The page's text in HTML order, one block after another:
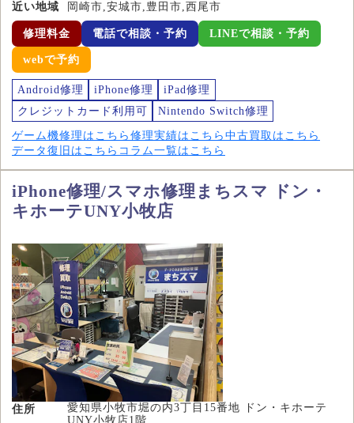
近い地域
岡崎市,安城市,豊田市,西尾市
修理料金 電話で相談・予約 LINEで相談・予約
webで予約
Android修理 iPhone修理
iPad修理
クレジットカード利用可
Nintendo Switch修理
ゲーム機修理はこちら 修理実績はこちら 中古買取はこちら
データ復旧はこちら コラム一覧はこちら
iPhone修理/スマホ修理まちスマ ドン・
キホーテUNY小牧店
住所
愛知県小牧市堀の内3丁目15番地 ドン・キホーテ
UNY小牧店1階